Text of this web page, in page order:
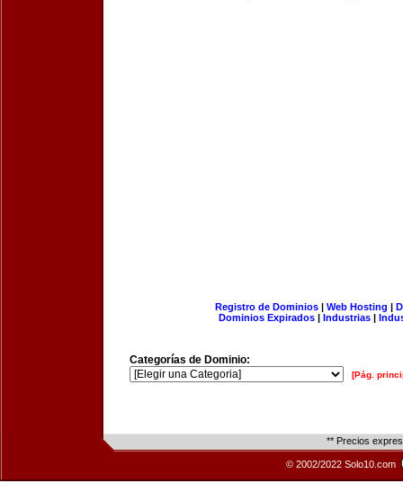
Registro de Dominios| Web Hosting |
Dominios Expirados | Industrias |
Categorías de Dominio:
[Pág.
** Precios
© 2002/2022 Solo10.com